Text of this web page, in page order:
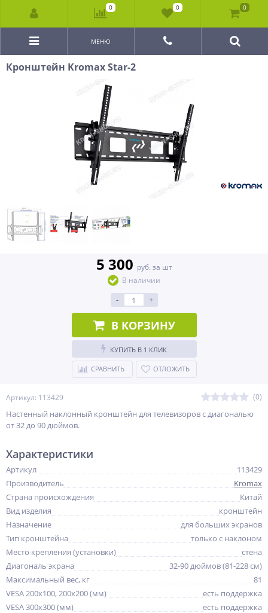
МЕНЮ
Кронштейн Kromax Star-2
Артикул: 113429 (0)
Настенный наклонный кронштейн для телевизоров с диагональю
от 32 до 90 дюймов.
5 300 руб. за шт
В наличии
- +
В КОРЗИНУ
КУПИТЬ В 1 КЛИК
СРАВНИТЬ ОТЛОЖИТЬ
Характеристики
Артикул
113429
Производитель
Kromax
Страна происхождения
Китай
Вид изделия
кронштейн
Назначение
для больших экранов
Тип кронштейна
только с наклоном
Место крепления (установки)
стена
Диагональ экрана
32-90 дюймов (81-228 см)
Максимальный вес, кг
81
VESA 200x100, 200x200 (мм)
есть поддержка
VESA 300x300 (мм)
есть поддержка
0 0 0